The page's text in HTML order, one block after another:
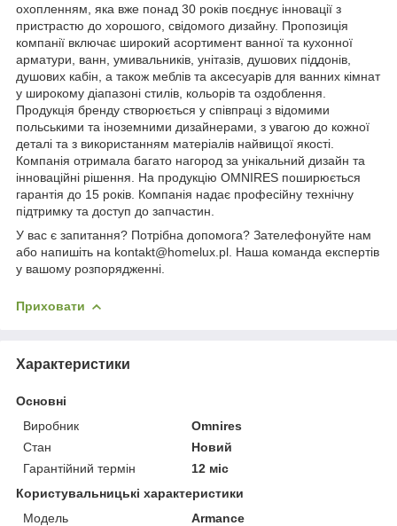
охопленням, яка вже понад 30 років поєднує інновації з
пристрастю до хорошого, свідомого дизайну. Пропозиція
компанії включає широкий асортимент ванної та кухонної
арматури, ванн, умивальників, унітазів, душових піддонів,
душових кабін, а також меблів та аксесуарів для ванних кімнат
у широкому діапазоні стилів, кольорів та оздоблення.
Продукція бренду створюється у співпраці з відомими
польськими та іноземними дизайнерами, з увагою до кожної
деталі та з використанням матеріалів найвищої якості.
Компанія отримала багато нагород за унікальний дизайн та
інноваційні рішення. На продукцію OMNIRES поширюється
гарантія до 15 років. Компанія надає професійну технічну
підтримку та доступ до запчастин.
У вас є запитання? Потрібна допомога? Зателефонуйте нам
або напишіть на kontakt@homelux.pl. Наша команда експертів
у вашому розпорядженні.
Приховати
Характеристики
Основні
Виробник
Omnires
Стан
Новий
Гарантійний термін
12 міс
Користувальницькі характеристики
Мoдель
Armance